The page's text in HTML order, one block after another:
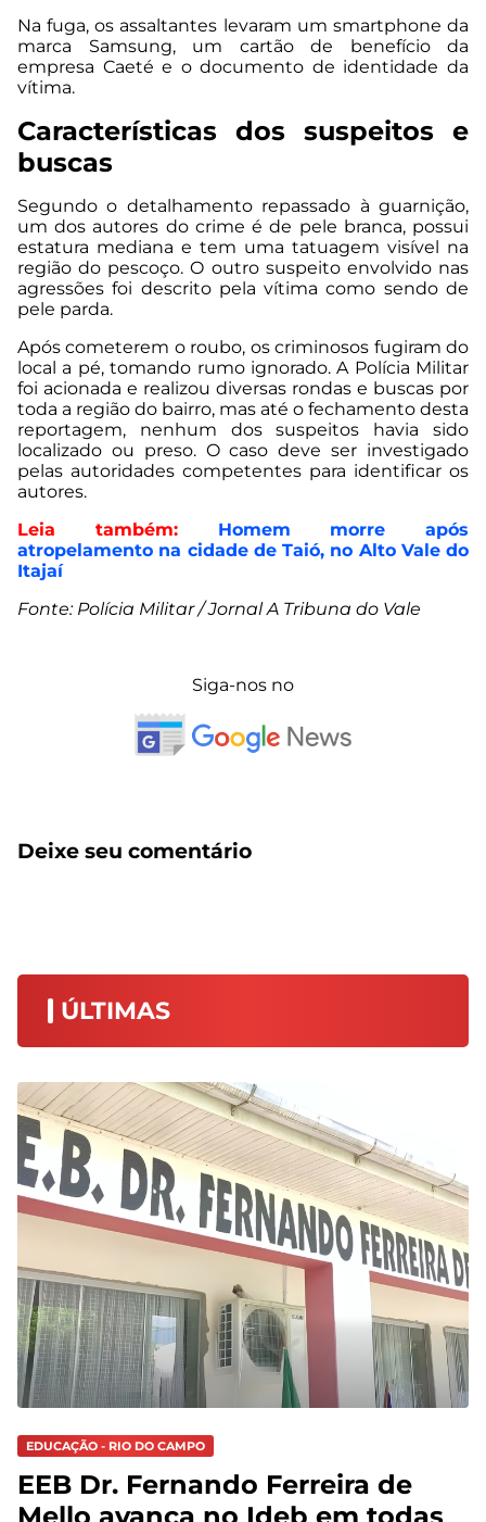
Na fuga, os assaltantes levaram um smartphone da
marca Samsung, um cartão de benefício da
empresa Caeté e o documento de identidade da
vítima.
Características dos suspeitos e
buscas
Segundo o detalhamento repassado à guarnição,
um dos autores do crime é de pele branca, possui
estatura mediana e tem uma tatuagem visível na
região do pescoço. O outro suspeito envolvido nas
agressões foi descrito pela vítima como sendo de
pele parda.
Após cometerem o roubo, os criminosos fugiram do
local a pé, tomando rumo ignorado. A Polícia Militar
foi acionada e realizou diversas rondas e buscas por
toda a região do bairro, mas até o fechamento desta
reportagem, nenhum dos suspeitos havia sido
localizado ou preso. O caso deve ser investigado
pelas autoridades competentes para identificar os
autores.
Leia também:
Homem morre após
atropelamento na cidade de Taió, no Alto Vale do
Itajaí
Fonte: Polícia Militar / Jornal A Tribuna do Vale
Siga-nos no
Deixe seu comentário
ÚLTIMAS
EDUCAÇÃO - RIO DO CAMPO
EEB Dr. Fernando Ferreira de